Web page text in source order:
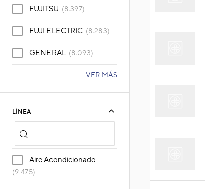
FUJITSU (8.397)
FUJI ELECTRIC (8.283)
GENERAL (8.093)
VER MÁS
LÍNEA
Aire Acondicionado
(9.475)